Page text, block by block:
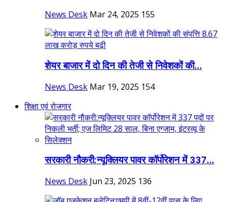
News Desk Mar 24, 2025 155
शेयर बाजार में दो दिन की तेजी से निवेशकों की...
News Desk Mar 19, 2025 154
शिक्षा एवं रोजगार
सरकारी नौकरी:न्यूक्लियर पावर कॉर्पोरेशन में 337...
News Desk Jun 23, 2025 136